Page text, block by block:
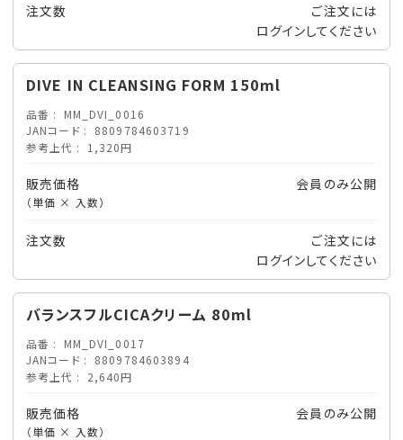
注文数
ご注文には
ログインしてください
DIVE IN CLEANSING FORM 150ml
品番
MM_DVI_0016
JANコード
8809784603719
参考上代
1,320円
販売価格
（単価 × 入数）
会員のみ公開
注文数
ご注文には
ログインしてください
バランスフルCICAクリーム 80ml
品番
MM_DVI_0017
JANコード
8809784603894
参考上代
2,640円
販売価格
（単価 × 入数）
会員のみ公開